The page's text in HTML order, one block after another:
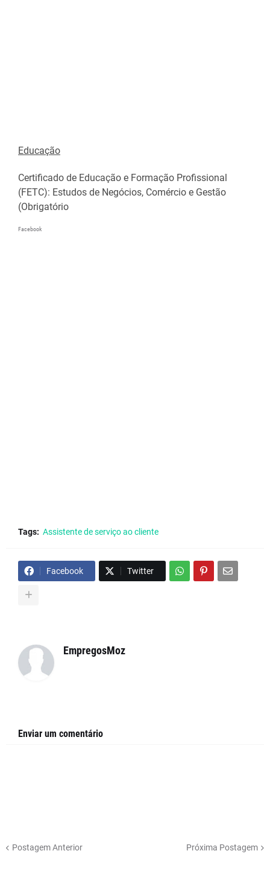
Educação
Certificado de Educação e Formação Profissional
(FETC): Estudos de Negócios, Comércio e Gestão
(Obrigatório
Facebook
Tags: Assistente de serviço ao cliente
Facebook Twitter
EmpregosMoz
Enviar um comentário
Postagem Anterior Próxima Postagem